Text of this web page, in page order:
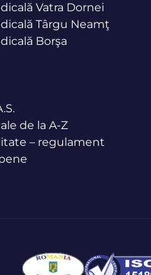
Vatra Dornei
Târgu Neamţ
Borşa
de la A-Z
– regulament